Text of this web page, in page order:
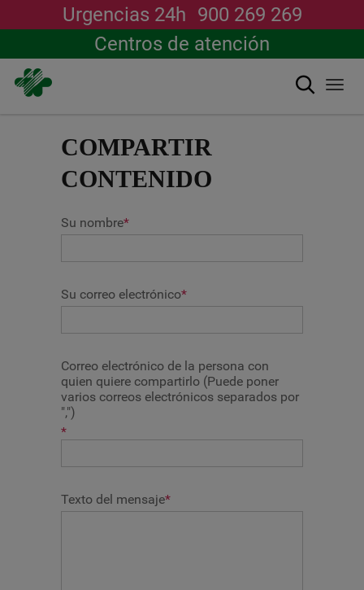
Urgencias 24h 900 269 269
Centros de atención
Buscar
COMPARTIR
CONTENIDO
Su nombre*
Su correo electrónico*
Correo electrónico de la persona con
quien quiere compartirlo (Puede poner
varios correos electrónicos separados por
",")
*
Texto del mensaje*